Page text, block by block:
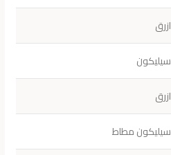
ازرق
سيليكون
ازرق
سيليكون مطاط